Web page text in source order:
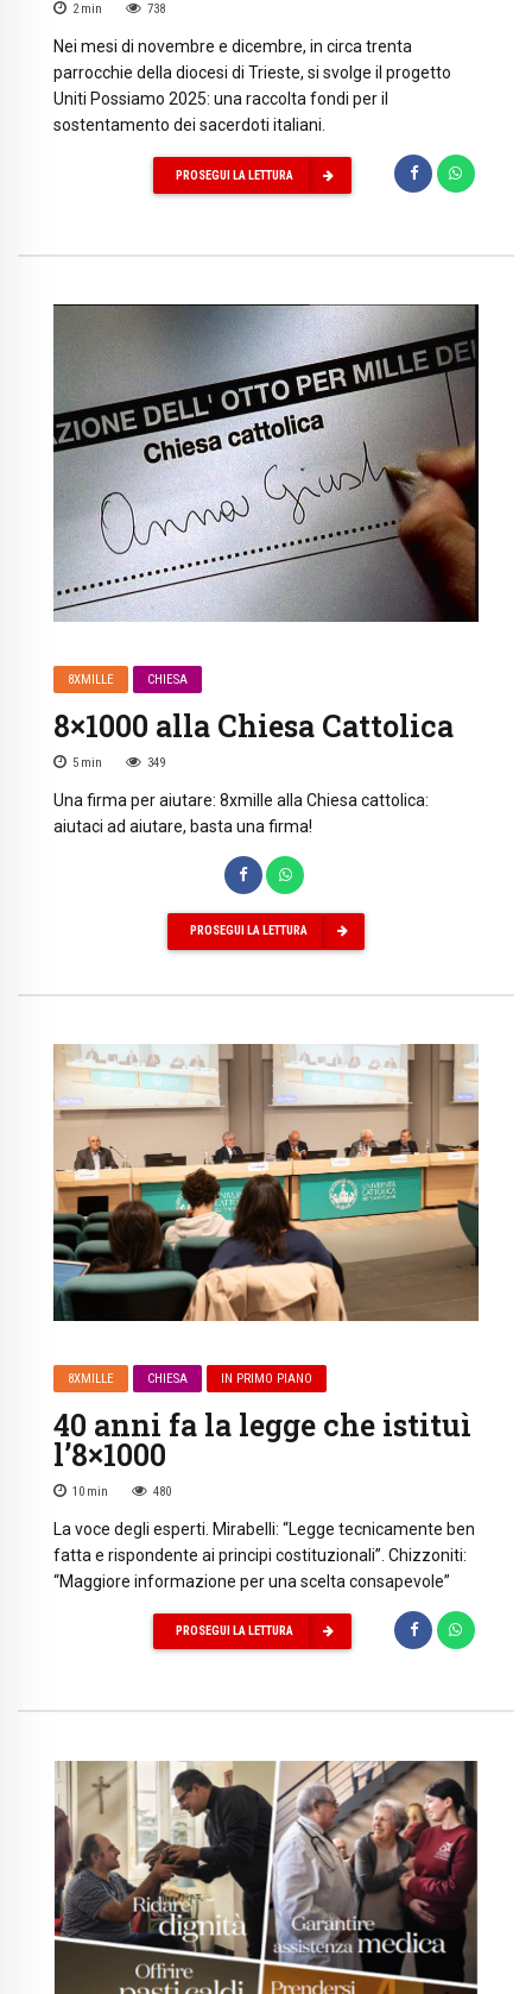
2 min 738
Nei mesi di novembre e dicembre, in circa trenta
parrocchie della diocesi di Trieste, si svolge il progetto
Uniti Possiamo 2025: una raccolta fondi per il
sostentamento dei sacerdoti italiani.
PROSEGUI LA LETTURA
8XMILLE CHIESA
8×1000 alla Chiesa Cattolica
5 min 349
Una firma per aiutare: 8xmille alla Chiesa cattolica:
aiutaci ad aiutare, basta una firma!
PROSEGUI LA LETTURA
8XMILLE CHIESA IN PRIMO PIANO
40 anni fa la legge che istituì
l’8×1000
10 min 480
La voce degli esperti. Mirabelli: “Legge tecnicamente ben
fatta e rispondente ai principi costituzionali”. Chizzoniti:
“Maggiore informazione per una scelta consapevole”
PROSEGUI LA LETTURA